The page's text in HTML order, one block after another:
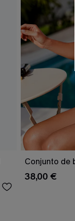
Conjunto de
38,00 €